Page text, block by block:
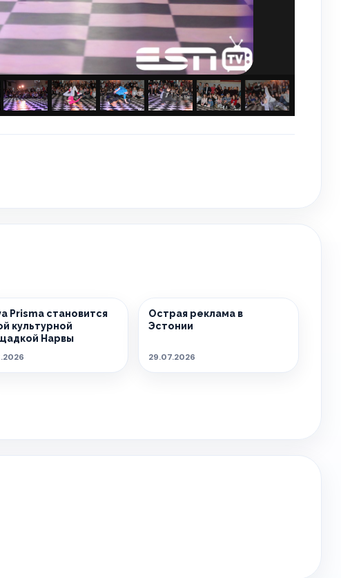
Prisma становится
культурной
Нарвы
Острая реклама в
Эстонии
29.07.2026